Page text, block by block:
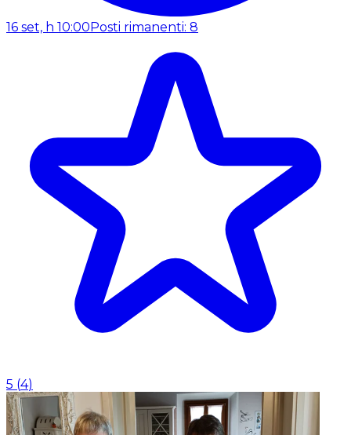
16 set, h 10:00 Posti rimanenti: 8
5 (4)